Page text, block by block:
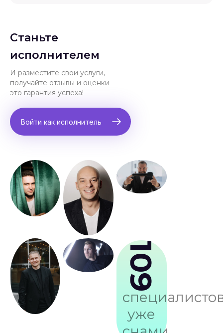
Станьте
исполнителем
И разместите свои услуги,
получайте отзывы и оценки —
это гарантия успеха!
Войти как исполнитель
109
уже